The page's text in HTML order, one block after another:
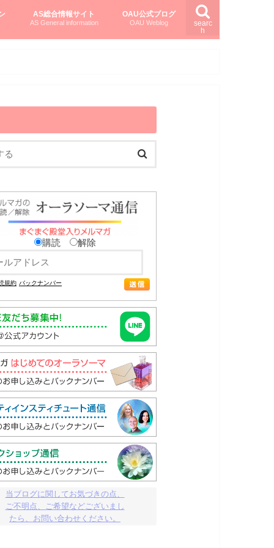
searc
h
AS総合情報サイト
AS General information
OAU公式ブログ
OAU Weblog
購読 解除
規約 バックナンバー
当ブログに関してお気づきの点、
ご不明点、ご希望などございまし
たら、お問い合わせください。